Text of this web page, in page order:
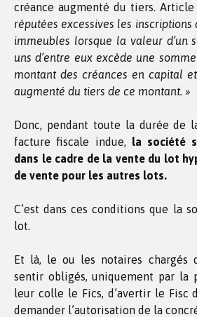
créance augmenté du tiers.
réputées excessives les
immeubles lorsque la valeur d’un
uns d’entre eux excède une
montant des créances en capital
augmenté du tiers de ce montant. »
Donc, pendant toute la durée de
facture fiscale indue, la société
dans le cadre de la vente du lot
de vente pour les autres lots.
C’est dans ces conditions que la
lot.
Et là, le ou les notaires chargés
sentir obligés, uniquement par la
leur colle le Fics, d’avertir le Fisc
demander l’autorisation de la